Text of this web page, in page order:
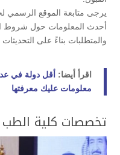
يرجى متابعة الموقع
أحدث المعلومات حول شروط
والمتطلبات بناءً على التحديثات
اقرأ أيضا:
معلومات عليك معرفتها
تخصصات كلية